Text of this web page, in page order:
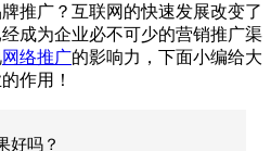
广？互联网的快速发展改变了
成为企业必不可少的营销推广渠
网络推广的影响力，下面小编给大
作用！
好吗？